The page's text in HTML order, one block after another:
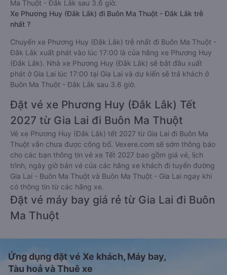
Ma Thuột - Đắk Lắk sau 3.6 giờ.
Xe Phương Huy (Đắk Lắk) đi Buôn Ma Thuột - Đắk Lắk trễ
nhất ?
Chuyến xe Phương Huy (Đắk Lắk) trễ nhất đi Buôn Ma Thuột -
Đắk Lắk xuất phát vào lúc 17:00 là của hãng xe Phương Huy
(Đắk Lắk). Nhà xe Phương Huy (Đắk Lắk) sẽ bắt đầu xuất
phát ở Gia Lai lúc 17:00 tại Gia Lai và dự kiến sẽ trả khách ở
Buôn Ma Thuột - Đắk Lắk sau 3.6 giờ.
Đặt vé xe Phương Huy (Đắk Lắk) Tết
2027 từ Gia Lai đi Buôn Ma Thuột
Vé xe Phương Huy (Đắk Lắk) tết 2027 từ Gia Lai đi Buôn Ma
Thuột vẫn chưa được công bố. Vexere.com sẽ sớm thông báo
cho các bạn thông tin vé xe Tết 2027 bao gồm giá vé, lịch
trình, ngày giờ bán vé của các hãng xe khách đi tuyến đường
Gia Lai - Buôn Ma Thuột và Buôn Ma Thuột - Gia Lai ngay khi
có thông tin từ các hãng xe.
Đặt vé máy bay giá rẻ từ Gia Lai đi Buôn
Ma Thuột
Ứng dụng đặt vé Xe khách, Máy bay,
Tàu hoả và Thuê xe